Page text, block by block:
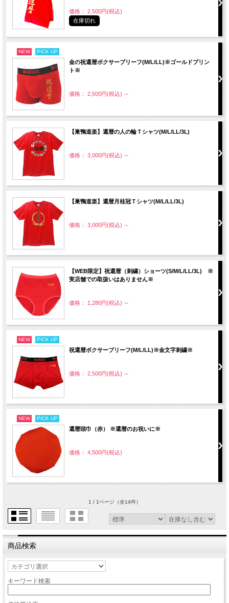
価格： 2,500円(税込)
在庫切れ
NEW PICK UP
金の祝還暦ボクサーブリーフ(M/L/LL)※ゴールドプリン
ト※
価格： 2,500円(税込) ～
【巣鴨道楽】還暦の人の輪Ｔシャツ(M/L/LL/3L)
価格： 3,000円(税込) ～
【巣鴨道楽】還暦月桂冠Ｔシャツ(M/L/LL/3L)
価格： 3,000円(税込) ～
【WEB限定】祝還暦（刺繍）ショーツ(S/M/L/LL/3L) ※
実店舗での取扱いはありません※
価格： 1,280円(税込) ～
NEW PICK UP
祝還暦ボクサーブリーフ(M/L/LL)※金文字刺繍※
価格： 2,500円(税込) ～
NEW PICK UP
還暦頭巾（赤） ※還暦のお祝いに※
価格： 4,500円(税込)
1 / 1ページ（全14件）
商品検索
キーワード検索